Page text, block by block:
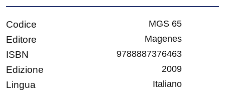
Codice MGS 65
Editore Magenes
ISBN 9788887376463
Edizione 2009
Lingua Italiano